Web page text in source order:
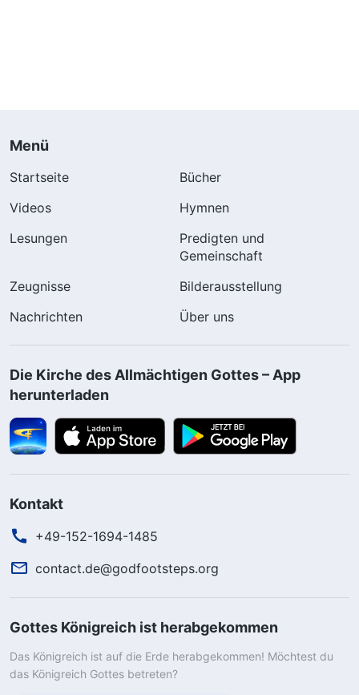
Menü
Startseite
Bücher
Videos
Hymnen
Lesungen
Predigten und
Gemeinschaft
Zeugnisse
Bilderausstellung
Nachrichten
Über uns
Die Kirche des Allmächtigen Gottes – App
herunterladen
Kontakt
+49-152-1694-1485
contact.de@godfootsteps.org
Gottes Königreich ist herabgekommen
Das Königreich ist auf die Erde herabgekommen! Möchtest du
das Königreich Gottes betreten?